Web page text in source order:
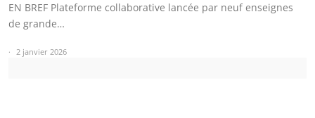
EN BREF Plateforme collaborative lancée par neuf enseignes
de grande…
2 janvier 2026